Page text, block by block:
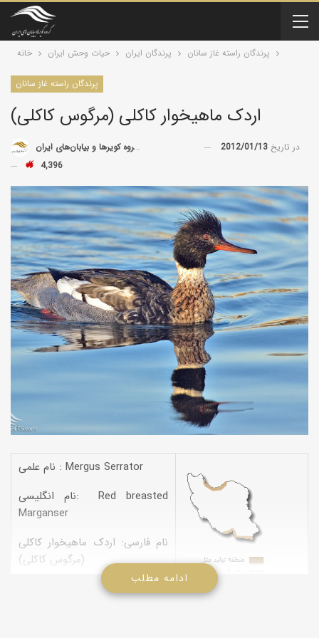
خانه حیات وحش ایران پرندگان ایران پرندگان راسته غاز سانان
پرندگان راسته غاز سانان
اردک ماهیخوار کاکلی (مرگوس کاکلی)
توسط گروه کویرها و بیابان‌های ایران در تاریخ 2012/01/13
4,396
نام علمی : Mergus Serrator
نام انگلیسی: Red breasted
Marganser
نام فارسی: اردک ماهیخوار کاکلی
(مرگوس کاکلی)
ادامه مطلب